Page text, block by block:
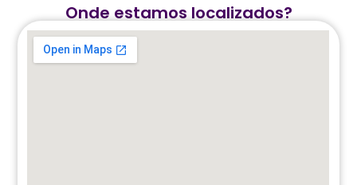
Onde estamos localizados?